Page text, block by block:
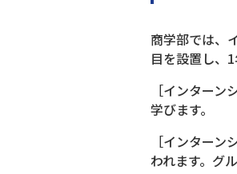
商学部では、
目を設置し、
［インター
学びます。
［インター
われます。グ